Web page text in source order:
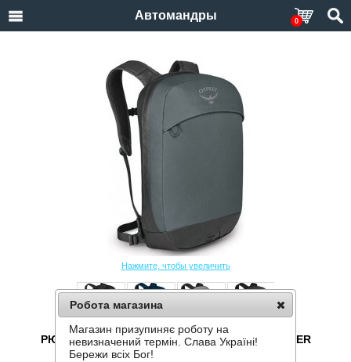
Автомандры 0
Нажмите, чтобы увеличить
РЮКЗАК OSPREY TRANSPORTER PANEL LOADER
Робота магазина
Магазин призупиняє роботу на
невизначений термін. Слава Україні!
Бережи всіх Бог!